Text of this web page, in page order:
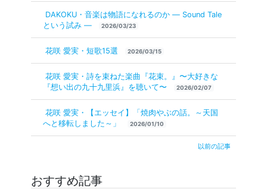
DAKOKU・音楽は物語になれるのか ― Sound Tale
という試み ―
2026/03/23
花咲 愛実・短歌15選 2026/03/15
花咲 愛実・詩を束ねた楽曲『花束。』〜大好きな
『想い出の九十九里浜』を聴いて〜
2026/02/07
花咲 愛実・【エッセイ】「焼肉やぶの話。～天国
へと移転しました～」
2026/01/10
以前の記事
おすすめ記事